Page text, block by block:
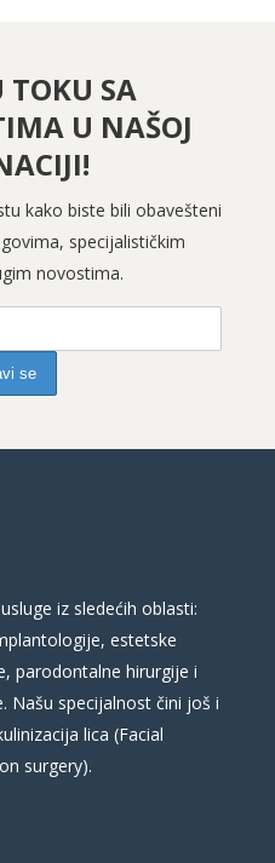
TOKU SA
U NAŠOJ
kako biste bili obavešteni
specijalističkim
novostima.
iz sledećih oblasti:
estetske
parodontalne hirurgije i
Našu specijalnost čini još i
lica (Facial
surgery).